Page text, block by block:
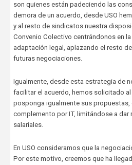
son quienes están padeciendo las
demora de un acuerdo, desde USO
y al resto de sindicatos nuestra
Convenio Colectivo centrándonos en la
adaptación legal, aplazando el resto
futuras negociaciones.
Igualmente, desde esta estrategia de
facilitar el acuerdo, hemos solicitado
posponga igualmente sus propuestas,
complemento por IT, limitándose a dar
salariales.
En USO consideramos que la
Por este motivo, creemos que ha